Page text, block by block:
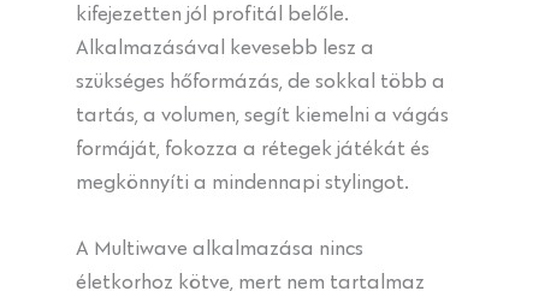
kifejezetten jól profitál belőle.
Alkalmazásával kevesebb lesz a
szükséges hőformázás, de sokkal több a
tartás, a volumen, segít kiemelni a vágás
formáját, fokozza a rétegek játékát és
megkönnyíti a mindennapi stylingot.
A Multiwave alkalmazása nincs
életkorhoz kötve, mert nem tartalmaz